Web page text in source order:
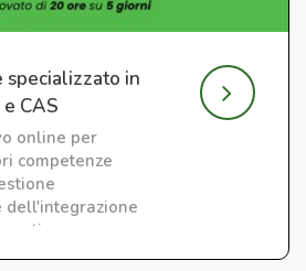
specializzato in
CAS
online per
competenze
dell'integrazione